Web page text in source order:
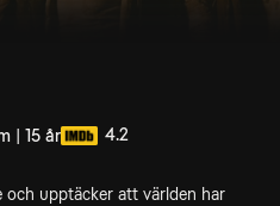
| 15 år 4.2
och upptäcker att världen har